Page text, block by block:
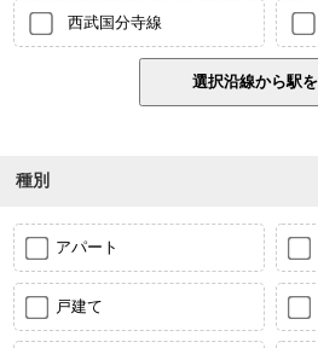
西武国分寺線
種別
アパート
戸建て